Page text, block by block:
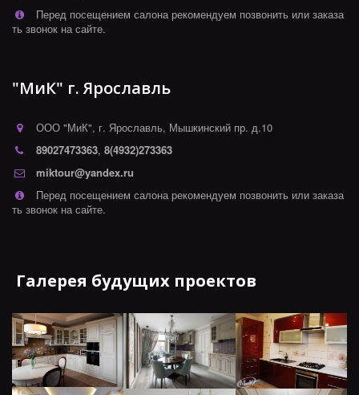
Перед посещением салона рекомендуем позвонить или заказа
ть звонок на сайте.
"МиК" г. Ярославль
ООО "МиК", г. Ярославль, Мышкинский пр. д.10
89027473363, 8(4932)273363
miktour@yandex.ru
Перед посещением салона рекомендуем позвонить или заказа
ть звонок на сайте.
Галерея будущих проектов